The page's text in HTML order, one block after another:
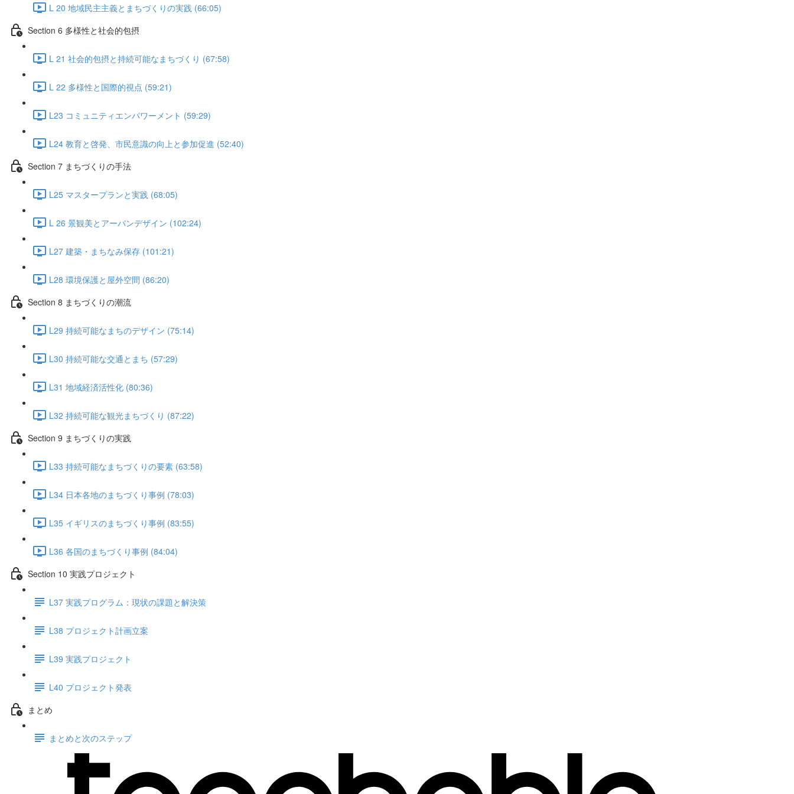
L 20 地域民主主義とまちづくりの実践 (66:05)
Section 6 多様性と社会的包摂
L 21 社会的包摂と持続可能なまちづくり (67:58)
L 22 多様性と国際的視点 (59:21)
L23 コミュニティエンパワーメント (59:29)
L24 教育と啓発、市民意識の向上と参加促進 (52:40)
Section 7 まちづくりの手法
L25 マスタープランと実践 (68:05)
L 26 景観美とアーバンデザイン (102:24)
L27 建築・まちなみ保存 (101:21)
L28 環境保護と屋外空間 (86:20)
Section 8 まちづくりの潮流
L29 持続可能なまちのデザイン (75:14)
L30 持続可能な交通とまち (57:29)
L31 地域経済活性化 (80:36)
L32 持続可能な観光まちづくり (87:22)
Section 9 まちづくりの実践
L33 持続可能なまちづくりの要素 (63:58)
L34 日本各地のまちづくり事例 (78:03)
L35 イギリスのまちづくり事例 (83:55)
L36 各国のまちづくり事例 (84:04)
Section 10 実践プロジェクト
L37 実践プログラム：現状の課題と解決策
L38 プロジェクト計画立案
L39 実践プロジェクト
L40 プロジェクト発表
まとめ
まとめと次のステップ